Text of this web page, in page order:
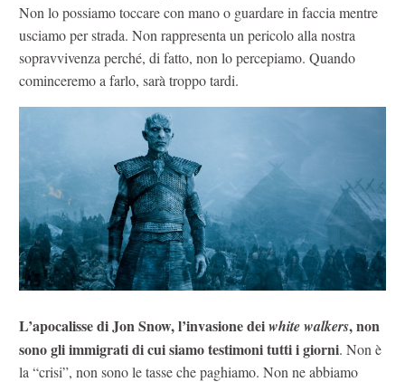
Non lo possiamo toccare con mano o guardare in faccia mentre
usciamo per strada. Non rappresenta un pericolo alla nostra
sopravvivenza perché, di fatto, non lo percepiamo. Quando
cominceremo a farlo, sarà troppo tardi.
L’apocalisse di Jon Snow, l’invasione deiwhite walkers, non
sono gli immigrati di cui siamo testimoni tutti i giorni. Non è
la “crisi”, non sono le tasse che paghiamo. Non ne abbiamo